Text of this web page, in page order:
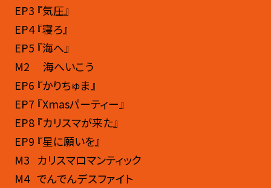
EP3 『気圧』
EP4 『寝ろ』
EP5 『海へ』
M2 海へいこう
EP6 『かりちゅま』
EP7 『Xmasパーティー』
EP8 『カリスマが来た』
EP9 『星に願いを』
M3 カリスマロマンティック
M4 でんでんデスファイト